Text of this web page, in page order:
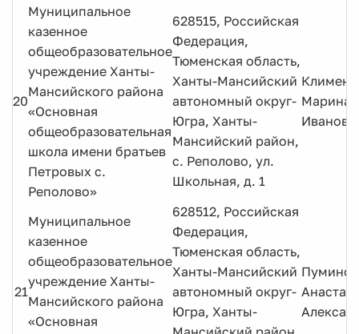
20
Муниципальное
казенное
общеобразовательное
учреждение Ханты-
Мансийского района
«Основная
общеобразовательная
школа имени братьев
Петровых с.
Реполово»
628515, Российская
Федерация,
Тюменская область,
Ханты-Мансийский
автономный округ-
Югра, Ханты-
Мансийский район,
с. Реполово, ул.
Школьная, д. 1
Марина
21
Муниципальное
казенное
общеобразовательное
учреждение Ханты-
Мансийского района
«Основная
628512, Российская
Федерация,
Тюменская область,
Ханты-Мансийский
автономный округ-
Югра, Ханты-